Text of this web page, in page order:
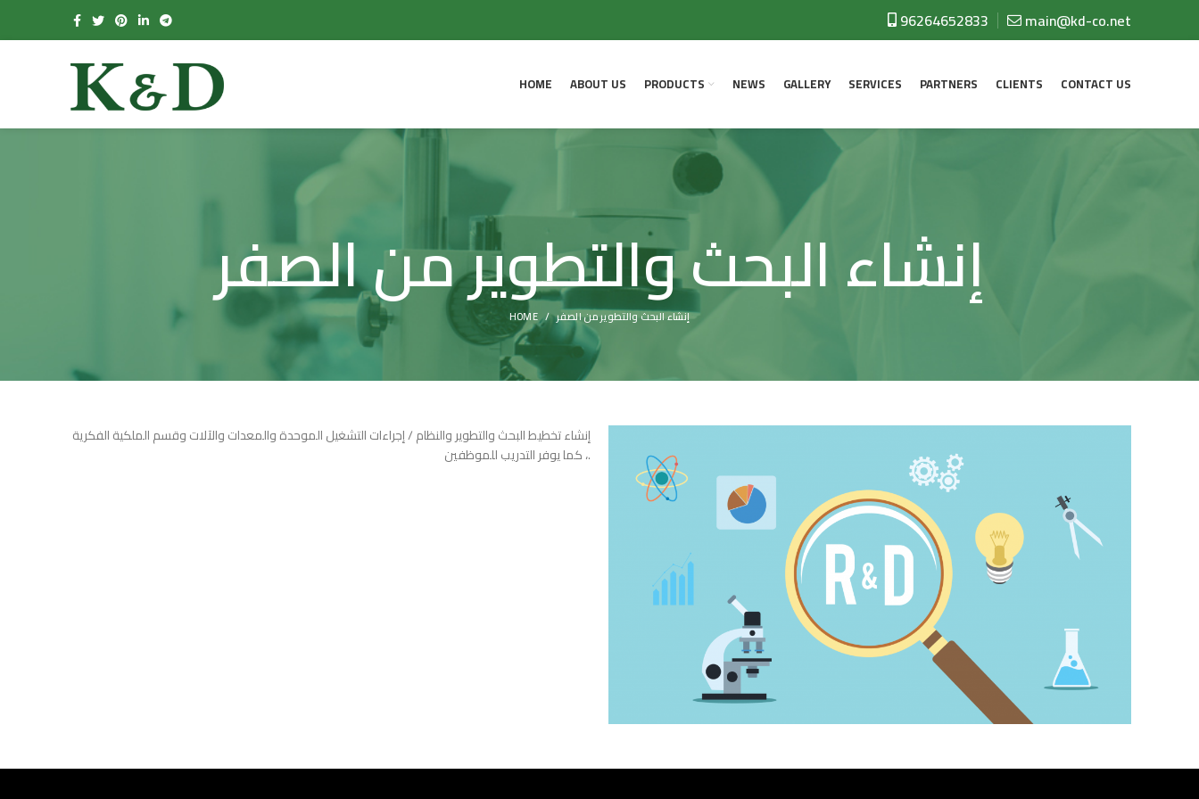
96264652833 main@kd-co.net
HOME ABOUT US PRODUCTS NEWS GALLERY SERVICES PARTNERS CLIENTS CONTACT US
إنشاء البحث والتطوير من الصفر
HOME إنشاء البحث والتطوير من الصفر
إنشاء تخطيط البحث والتطوير والنظام / إجراءات التشغيل الموحدة والمعدات والآلات وقسم الملكية الفكرية
، كما يوفر التدريب للموظفين.